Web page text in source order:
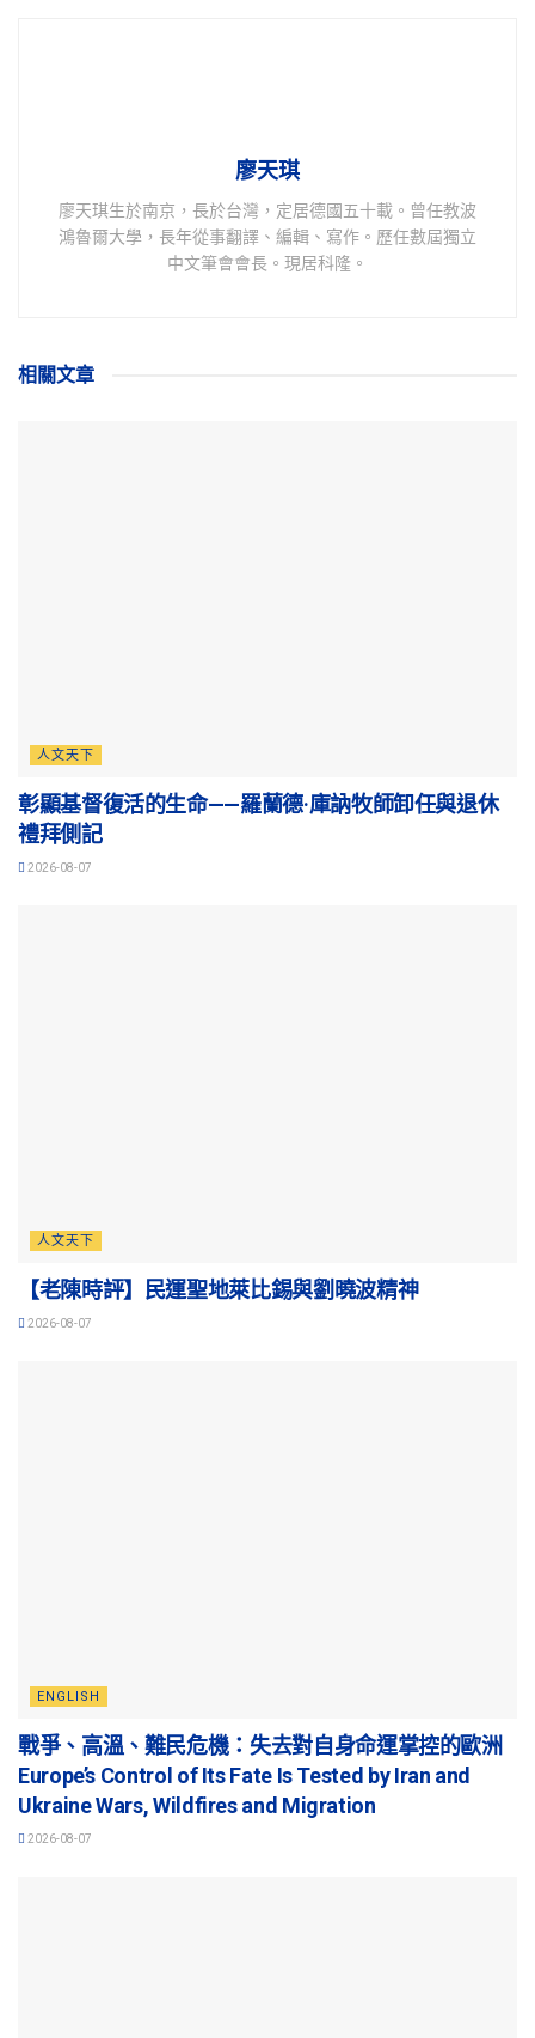
廖天琪
廖天琪生於南京，長於台灣，定居德國五十載。曾任教波
鴻魯爾大學，長年從事翻譯、編輯、寫作。歷任數屆獨立
中文筆會會長。現居科隆。
相關文章
人文天下
彰顯基督復活的生命——羅蘭德·庫訥牧師卸任與退休
禮拜側記
2026-08-07
人文天下
【老陳時評】民運聖地萊比錫與劉曉波精神
2026-08-07
ENGLISH
戰爭、高溫、難民危機：失去對自身命運掌控的歐洲
Europe’s Control of Its Fate Is Tested by Iran and
Ukraine Wars, Wildfires and Migration
2026-08-07